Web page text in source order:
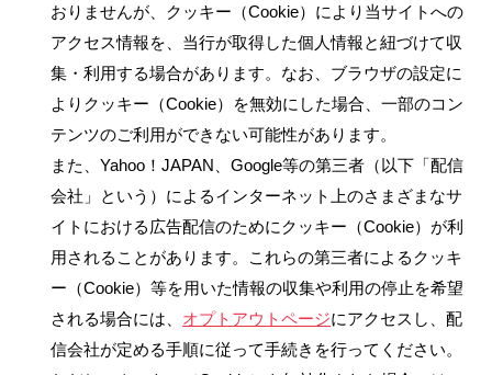
おりませんが、クッキー（Cookie）により当サイトへの
アクセス情報を、当行が取得した個人情報と紐づけて収
集・利用する場合があります。なお、ブラウザの設定に
よりクッキー（Cookie）を無効にした場合、一部のコン
テンツのご利用ができない可能性があります。
また、Yahoo！JAPAN、Google等の第三者（以下「配信
会社」という）によるインターネット上のさまざまなサ
イトにおける広告配信のためにクッキー（Cookie）が利
用されることがあります。これらの第三者によるクッキ
ー（Cookie）等を用いた情報の収集や利用の停止を希望
される場合には、 オプトアウトページにアクセスし、配
信会社が定める手順に従って手続きを行ってください。